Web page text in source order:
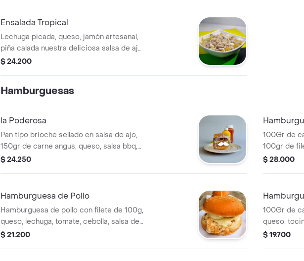
Ensalada Tropical
Lechuga picada, queso, jamón artesanal,
piña calada nuestra deliciosa salsa de ajo
y pollo desmechado.
$ 24.200
Hamburguesas
la Poderosa
Pan tipo brioche sellado en salsa de ajo,
150gr de carne angus, queso, salsa bbq,
cebolla morada, lechuga y tomate.
$ 24.250
100Gr de
100gr de
tomate,
$ 28.000
Hamburguesa de Pollo
Hamburguesa de pollo con filete de 100g,
queso, lechuga, tomate, cebolla, salsa de
ajo, salsa de tomate, piña y mostaza.
$ 21.200
100Gr de
queso,
salsa de
$ 19.700